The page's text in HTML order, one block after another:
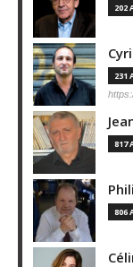
202
231
817
806